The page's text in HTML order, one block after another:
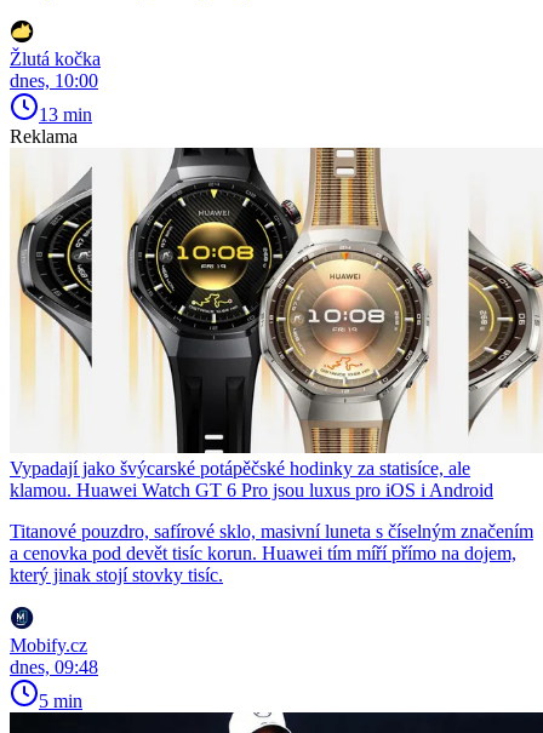
Žlutá kočka
dnes, 10:00
13 min
Reklama
Vypadají jako švýcarské potápěčské hodinky za statisíce, ale
klamou. Huawei Watch GT 6 Pro jsou luxus pro iOS i Android
Titanové pouzdro, safírové sklo, masivní luneta s číselným značením
a cenovka pod devět tisíc korun. Huawei tím míří přímo na dojem,
který jinak stojí stovky tisíc.
Mobify.cz
dnes, 09:48
5 min